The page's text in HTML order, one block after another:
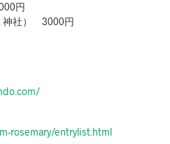
円
神社） 3000円
rosemary/entrylist.html